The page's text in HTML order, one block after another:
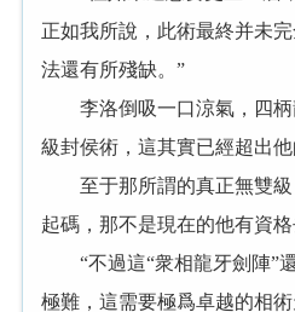
正如我所說，此術最終并未
法還有所殘缺。”
李洛倒吸一口涼氣，四柄
級封侯術，這其實已經超出他
至于那所謂的真正無雙級
起碼，那不是現在的他有資格
“不過這“衆相龍牙劍陣”
極難，這需要極爲卓越的相術